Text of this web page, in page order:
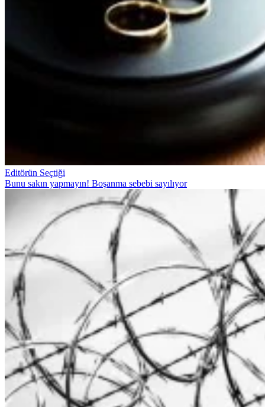
Editörün Seçtiği
Bunu sakın yapmayın! Boşanma sebebi sayılıyor